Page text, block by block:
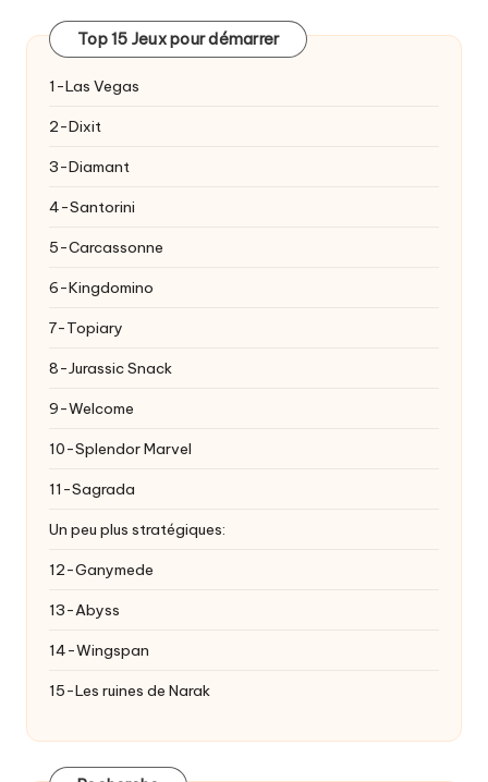
Top 15 Jeux pour démarrer
1-Las Vegas
2-Dixit
3-Diamant
4-Santorini
5-Carcassonne
6-Kingdomino
7-Topiary
8-Jurassic Snack
9-Welcome
10-Splendor Marvel
11-Sagrada
Un peu plus stratégiques:
12-Ganymede
13-Abyss
14-Wingspan
15-Les ruines de Narak